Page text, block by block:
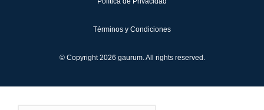
© Copyright 2026 gaurum. All rights reserved.
Términos y Condiciones